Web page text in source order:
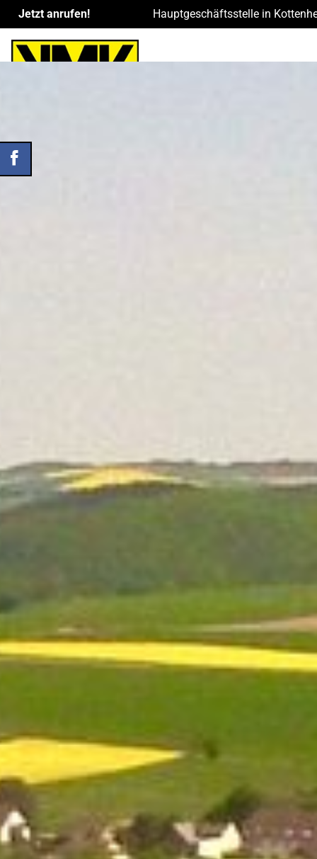
Jetzt anrufen! Hauptgeschäftsstelle in